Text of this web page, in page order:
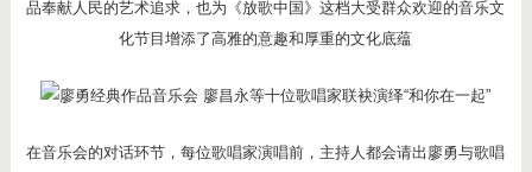
品奉献人民的艺术追求，也为《放歌中国》这档大受群众欢迎的音乐文
化节目增添了高雅的意趣和厚重的文化底蕴
在音乐会的对话环节，每位歌唱家演唱前，主持人都会请出廖勇与歌唱